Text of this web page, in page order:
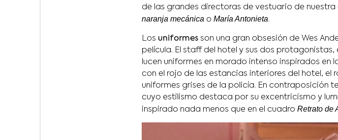
de las grandes directoras de vestuario de
naranja mecánica o María Antonieta.
Los uniformes son una gran obsesión de Wes
película. El staff del hotel y sus dos protagonistas,
lucen uniformes en morado intenso inspirados
con el rojo de las estancias interiores del hotel,
uniformes grises de la policía. En contraposición
cuyo estilismo destaca por su excentricismo y
inspirado nada menos que en el cuadro Retrato de